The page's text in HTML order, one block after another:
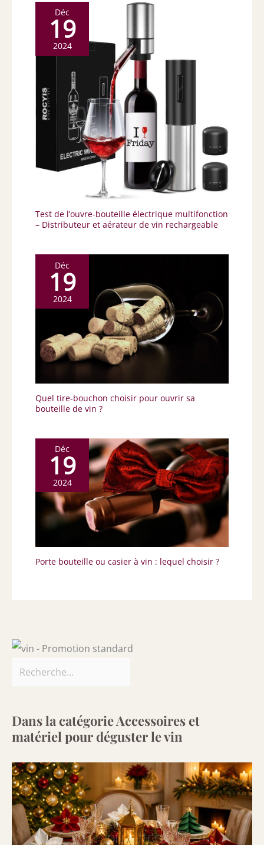
Déc
19
2024
Test de l’ouvre-bouteille électrique multifonction
– Distributeur et aérateur de vin rechargeable
Déc
19
2024
Quel tire-bouchon choisir pour ouvrir sa
bouteille de vin ?
Déc
19
2024
Porte bouteille ou casier à vin : lequel choisir ?
Dans la catégorie Accessoires et
matériel pour déguster le vin